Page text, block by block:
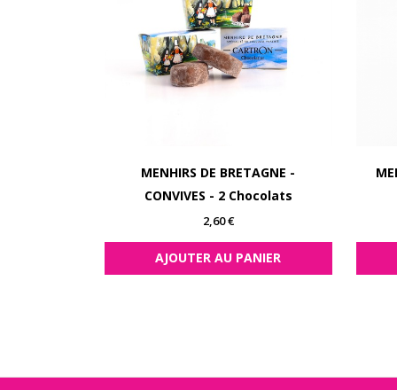
MENHIRS DE BRETAGNE -
CONVIVES - 2 Chocolats
Prix
2,60 €
AJOUTER AU PANIER